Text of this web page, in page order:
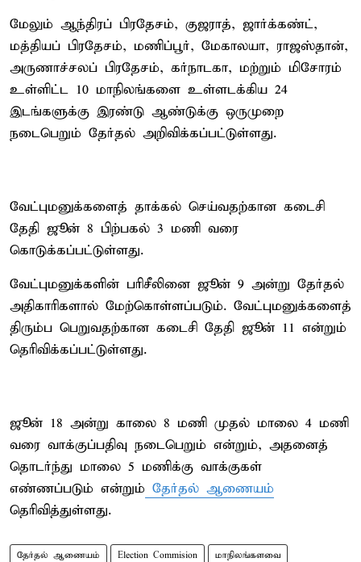
மேலும் ஆந்திரப் பிரதேசம், குஜராத், ஜார்க்கண்ட்,
மத்தியப் பிரதேசம், மணிப்பூர், மேகாலயா, ராஜஸ்தான்,
அருணாச்சலப் பிரதேசம், கர்நாடகா, மற்றும் மிசோரம்
உள்ளிட்ட 10 மாநிலங்களை உள்ளடக்கிய 24
இடங்களுக்கு இரண்டு ஆண்டுக்கு ஒருமுறை
நடைபெறும் தேர்தல் அறிவிக்கப்பட்டுள்ளது.
வேட்புமனுக்களைத் தாக்கல் செய்வதற்கான கடைசி
தேதி ஜூன் 8 பிற்பகல் 3 மணி வரை
கொடுக்கப்பட்டுள்ளது.
வேட்புமனுக்களின் பரிசீலினை ஜூன் 9 அன்று தேர்தல்
அதிகாரிகளால் மேற்கொள்ளப்படும். வேட்புமனுக்களைத்
திரும்ப பெறுவதற்கான கடைசி தேதி ஜூன் 11 என்றும்
தெரிவிக்கப்பட்டுள்ளது.
ஜூன் 18 அன்று காலை 8 மணி முதல் மாலை 4 மணி
வரை வாக்குப்பதிவு நடைபெறும் என்றும், அதனைத்
தொடர்ந்து மாலை 5 மணிக்கு வாக்குகள்
எண்ணப்படும் என்றும் தேர்தல் ஆணையம்
தெரிவித்துள்ளது.
தேர்தல் ஆணையம் Election Commision மாநிலங்களவை